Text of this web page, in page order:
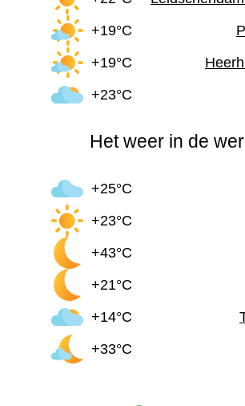
+19°C
+19°C
+23°C
Het weer in de
+25°C
+23°C
+43°C
+21°C
+14°C
+33°C